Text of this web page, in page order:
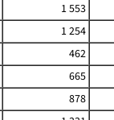
1 553
1 254
462
665
878